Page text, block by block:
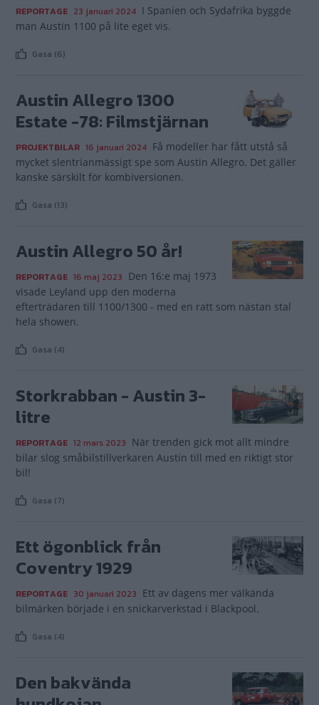
REPORTAGE 23 januari 2024 I Spanien och Sydafrika byggde
man Austin 1100 på lite eget vis.
Gasa (6)
Austin Allegro 1300
Estate -78: Filmstjärnan
PROJEKTBILAR 16 januari 2024 Få modeller har fått utstå så
mycket slentrianmässigt spe som Austin Allegro. Det gäller
kanske särskilt för kombiversionen.
Gasa (13)
Austin Allegro 50 år!
REPORTAGE 16 maj 2023 Den 16:e maj 1973
visade Leyland upp den moderna
efterträdaren till 1100/1300 - med en ratt som nästan stal
hela showen.
Gasa (4)
Storkrabban - Austin 3-
litre
REPORTAGE 12 mars 2023 När trenden gick mot allt mindre
bilar slog småbilstillverkaren Austin till med en riktigt stor
bil!
Gasa (7)
Ett ögonblick från
Coventry 1929
REPORTAGE 30 januari 2023 Ett av dagens mer välkända
bilmärken började i en snickarverkstad i Blackpool.
Gasa (4)
Den bakvända